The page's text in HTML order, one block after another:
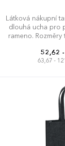
Látková nákupní
dlouhá ucha pro
rameno. Rozměry
52,62
63,67 -
37